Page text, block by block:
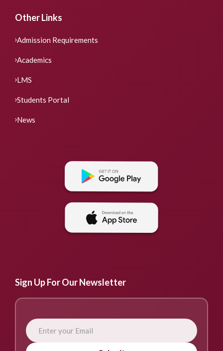
Other Links
Admission Requirements
Academics
LMS
Students Portal
News
Sign Up For Our Newsletter